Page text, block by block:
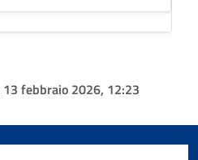
13 febbraio 2026, 12:23